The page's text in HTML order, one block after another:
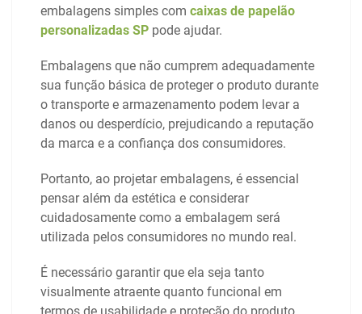
embalagens simples com caixas de papelão
personalizadas SP pode ajudar.
Embalagens que não cumprem adequadamente
sua função básica de proteger o produto durante
o transporte e armazenamento podem levar a
danos ou desperdício, prejudicando a reputação
da marca e a confiança dos consumidores.
Portanto, ao projetar embalagens, é essencial
pensar além da estética e considerar
cuidadosamente como a embalagem será
utilizada pelos consumidores no mundo real.
É necessário garantir que ela seja tanto
visualmente atraente quanto funcional em